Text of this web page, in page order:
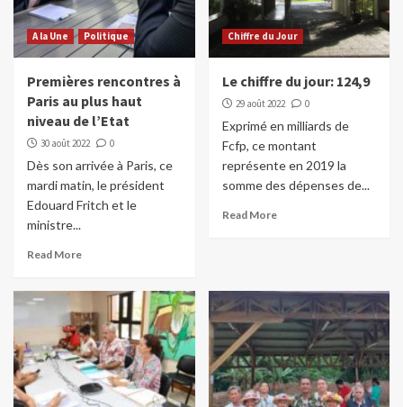
A la Une Politique
Premières rencontres à
Paris au plus haut
niveau de l’Etat
30 août 2022 0
Dès son arrivée à Paris, ce
mardi matin, le président
Edouard Fritch et le
ministre...
Read More
Chiffre du Jour
Le chiffre du jour: 124,9
29 août 2022 0
Exprimé en milliards de
Fcfp, ce montant
représente en 2019 la
somme des dépenses de...
Read More